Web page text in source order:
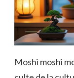
Moshi moshi